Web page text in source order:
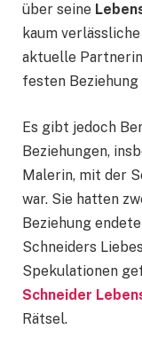
über seine
kaum
aktuelle
festen
Es gibt jedoch
Beziehungen,
Malerin, mit der
war. Sie hatten
Beziehung
Schneiders
Spekulationen
Schneider
Rätsel.